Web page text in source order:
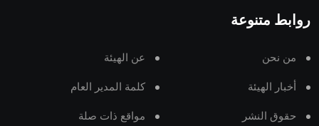
روابط متنوعة
من نحن عن الهيئة
أخبار الهيئة كلمة المدير العام
حقوق النشر مواقع ذات صلة